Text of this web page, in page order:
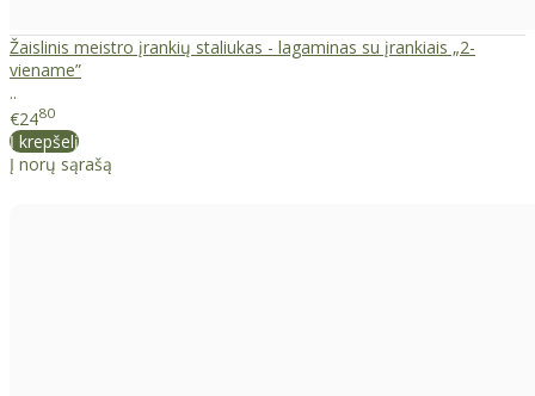
Žaislinis meistro įrankių staliukas - lagaminas su įrankiais „2-
viename”
..
€2480
Į krepšelį
Į norų sąrašą